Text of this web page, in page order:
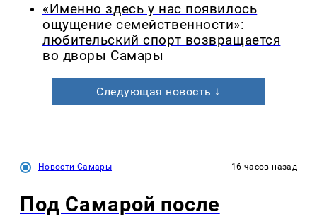
«Именно здесь у нас появилось
ощущение семейственности»:
любительский спорт возвращается
во дворы Самары
Следующая новость ↓
Новости Самары 16 часов назад
Под Самарой после